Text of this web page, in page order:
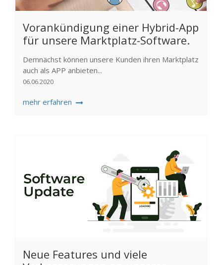
Vorankündigung einer Hybrid-App
für unsere Marktplatz-Software.
Demnächst können unsere Kunden ihren Marktplatz
auch als APP anbieten...
06.06.2020
mehr erfahren
Neue Features und viele